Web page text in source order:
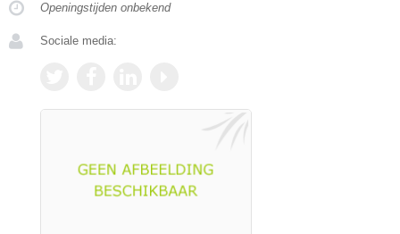
Openingstijden onbekend
Sociale media: